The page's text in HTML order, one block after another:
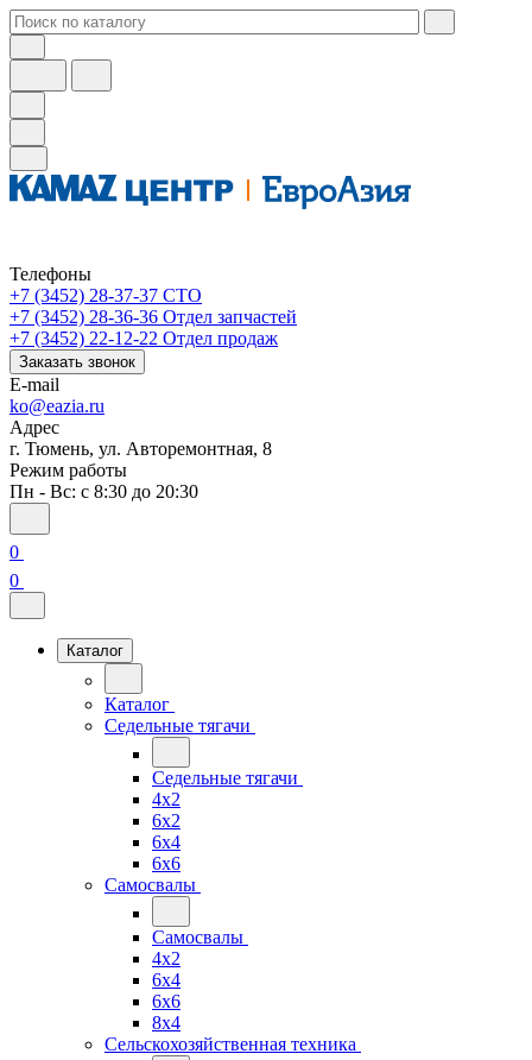
Телефоны
+7 (3452) 28-37-37 СТО
+7 (3452) 28-36-36 Отдел запчастей
+7 (3452) 22-12-22 Отдел продаж
Заказать звонок
E-mail
ko@eazia.ru
Адрес
г. Тюмень, ул. Авторемонтная, 8
Режим работы
Пн - Вс: с 8:30 до 20:30
0
0
Каталог
Каталог
Седельные тягачи
Седельные тягачи
4x2
6x2
6x4
6x6
Самосвалы
Самосвалы
4x2
6x4
6x6
8x4
Сельскохозяйственная техника